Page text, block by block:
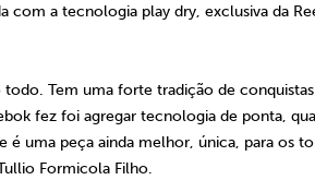
com a tecnologia play dry, exclusiva da
Tem uma forte tradição de
fez foi agregar tecnologia de ponta,
uma peça ainda melhor, única, para os
Formicola Filho.